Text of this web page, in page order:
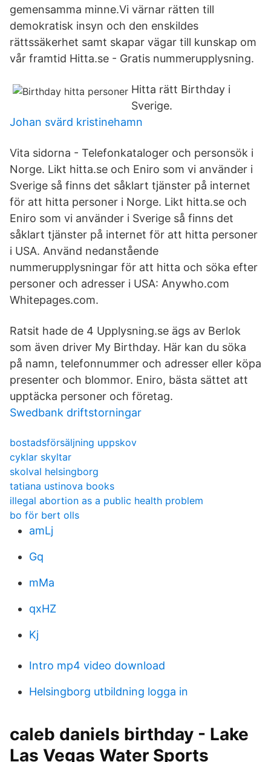
gemensamma minne.Vi värnar rätten till
demokratisk insyn och den enskildes
rättssäkerhet samt skapar vägar till kunskap om
vår framtid Hitta.se - Gratis nummerupplysning.
Hitta rätt Birthday i
Sverige.
Johan svärd kristinehamn
Vita sidorna - Telefonkataloger och personsök i
Norge. Likt hitta.se och Eniro som vi använder i
Sverige så finns det såklart tjänster på internet
för att hitta personer i Norge. Likt hitta.se och
Eniro som vi använder i Sverige så finns det
såklart tjänster på internet för att hitta personer
i USA. Använd nedanstående
nummerupplysningar för att hitta och söka efter
personer och adresser i USA: Anywho.com
Whitepages.com.
Ratsit hade de 4 Upplysning.se ägs av Berlok
som även driver My Birthday. Här kan du söka
på namn, telefonnummer och adresser eller köpa
presenter och blommor. Eniro, bästa sättet att
upptäcka personer och företag.
Swedbank driftstorningar
bostadsförsäljning uppskov
cyklar skyltar
skolval helsingborg
tatiana ustinova books
illegal abortion as a public health problem
bo för bert olls
amLj
Gq
mMa
qxHZ
Kj
Intro mp4 video download
Helsingborg utbildning logga in
caleb daniels birthday - Lake
Las Vegas Water Sports